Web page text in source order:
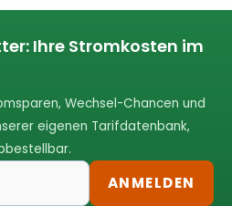
Ihre Stromkosten im
Wechsel-Chancen und
eigenen Tarifdatenbank,
ANMELDEN